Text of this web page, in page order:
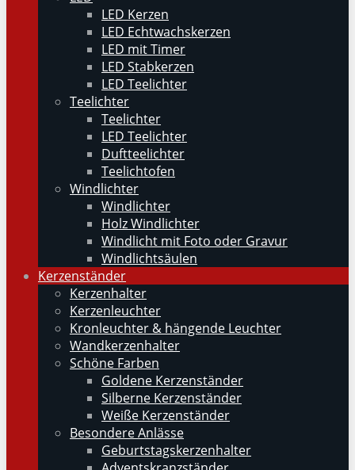
LED Kerzen
LED Echtwachskerzen
LED mit Timer
LED Stabkerzen
LED Teelichter
Teelichter
Teelichter
LED Teelichter
Duftteelichter
Teelichtofen
Windlichter
Windlichter
Holz Windlichter
Windlicht mit Foto oder Gravur
Windlichtsäulen
Kerzenständer
Kerzenhalter
Kerzenleuchter
Kronleuchter & hängende Leuchter
Wandkerzenhalter
Schöne Farben
Goldene Kerzenständer
Silberne Kerzenständer
Weiße Kerzenständer
Besondere Anlässe
Geburtstagskerzenhalter